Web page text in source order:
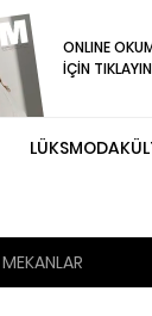
ONLINE
İÇİN
LÜKSMODA
MEKANLAR